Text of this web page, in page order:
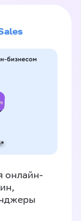
онлайн-